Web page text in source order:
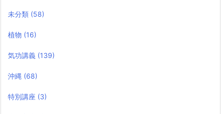
未分類 (58)
植物 (16)
気功講義 (139)
沖縄 (68)
特別講座 (3)